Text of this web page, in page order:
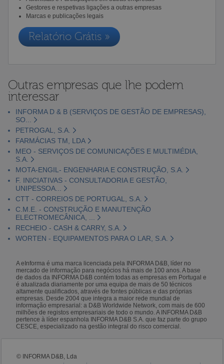
Gestores e respetivas ligações a outras empresas
Marcas e publicações legais
Relatório Grátis »
Outras empresas que lhe podem
interessar
INFORMA D & B (SERVIÇOS DE GESTÃO DE EMPRESAS),
SO...
PETROGAL, S.A.
FARMÁCIAS TM, LDA
MEO - SERVIÇOS DE COMUNICAÇÕES E MULTIMÉDIA,
S.A.
MOTA-ENGIL- ENGENHARIA E CONSTRUÇÃO, S.A.
F. INICIATIVAS - CONSULTADORIA E GESTÃO,
UNIPESSOA...
CTT - CORREIOS DE PORTUGAL, S.A.
C.M.E. - CONSTRUÇÃO E MANUTENÇÃO
ELECTROMECÂNICA, ...
RECHEIO - CASH & CARRY, S.A.
WORTEN - EQUIPAMENTOS PARA O LAR, S.A.
A eInforma é uma marca licenciada pela INFORMA D&B, líder no
mercado de informação para negócios há mais de 100 anos. A base
de dados da INFORMA D&B contém todas as empresas em Portugal e
é atualizada diariamente por uma equipa de mais de 50 técnicos
altamente qualificados, através de fontes públicas e das próprias
empresas. Desde 2004 que integra a maior rede mundial de
informação empresarial: a D&B Worldwide Network, com mais de 600
milhões de registos empresariais de todo o mundo. A INFORMA D&B
pertence à líder espanhola INFORMA D&B S.A. que faz parte do grupo
CESCE, especializado na gestão integral do risco comercial.
© INFORMA D&B, Lda